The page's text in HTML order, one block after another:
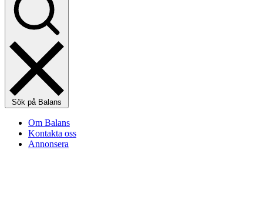
Sök på Balans
Om Balans
Kontakta oss
Annonsera